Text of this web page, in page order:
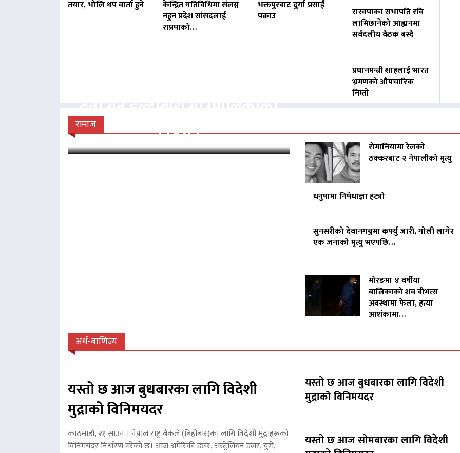
तयार, भोलि थप वार्ता हुने
केन्द्रित गतिविधिमा संलग्न
नहुन प्रदेश सांसदलाई
राप्रपाको…
भक्तपुरबाट दुर्गा प्रसाईं
पक्राउ
रास्वपाका सभापति रवि
लामिछानेको आह्वानमा
सर्वदलीय बैठक बस्दै
प्रधानमन्त्री शाहलाई भारत
भ्रमणको औपचारिक
निम्तो
समाज
निर्देशन
रोमानियामा रेलको
ठक्करबाट २ नेपालीको मृत्यु
धनुषामा निषेधाज्ञा हट्यो
सुनसरीको देवानगञ्जमा कर्फ्यु जारी, गोली लागेर
एक जनाको मृत्यु भएपछि…
मोरङमा ४ वर्षीया
बालिकाको शव बीभत्स
अवस्थामा फेला, हत्या
आशंकामा…
अर्थ-बाणिज्य
यस्तो छ आज बुधबारका लागि विदेशी
मुद्राको विनिमयदर
काठमाडौं, २१ साउन । नेपाल राष्ट्र बैंकले (बिहीबार)का लागि विदेशी मुद्राहरूको
विनिमयदर निर्धारण गरेको छ। आज अमेरिकी डलर, अस्ट्रेलियन डलर, युरो,
यस्तो छ आज बुधबारका लागि विदेशी
मुद्राको विनिमयदर
यस्तो छ आज सोमबारका लागि विदेशी